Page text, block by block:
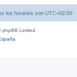
los horarios son UTC+02:00
phpBB Limited